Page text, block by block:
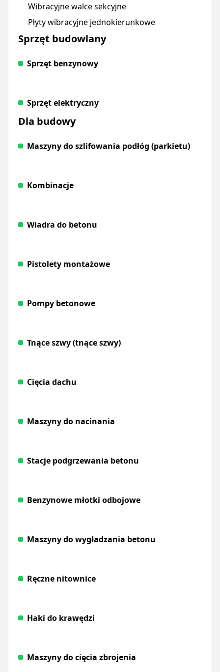
Wibracyjne walce sekcyjne
Płyty wibracyjne jednokierunkowe
Sprzęt budowlany
Sprzęt benzynowy
Sprzęt elektryczny
Dla budowy
Maszyny do szlifowania podłóg (parkietu)
Kombinacje
Wiadra do betonu
Pistolety montażowe
Pompy betonowe
Tnące szwy (tnące szwy)
Cięcia dachu
Maszyny do nacinania
Stacje podgrzewania betonu
Benzynowe młotki odbojowe
Maszyny do wygładzania betonu
Ręczne nitownice
Haki do krawędzi
Maszyny do cięcia zbrojenia